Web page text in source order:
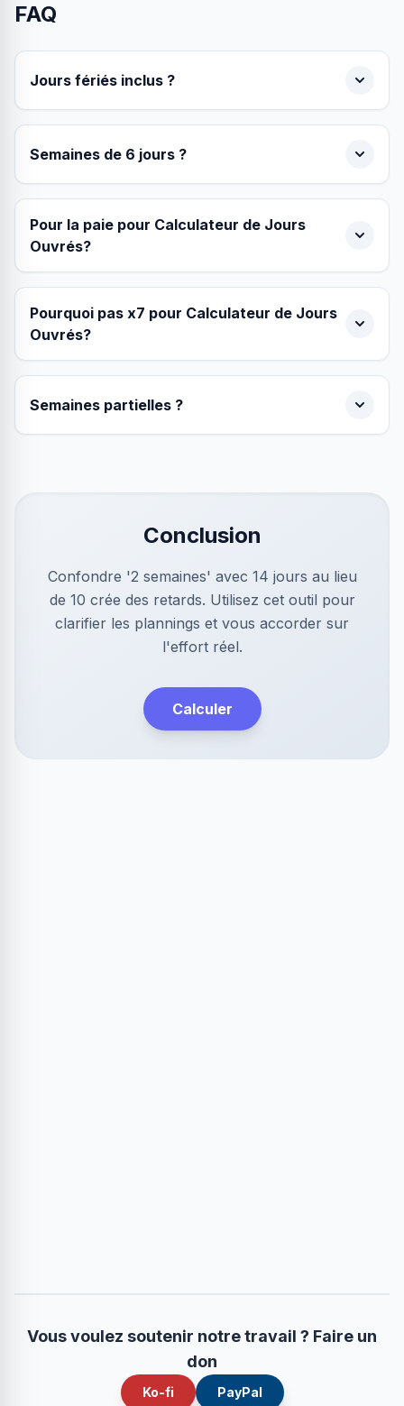
FAQ
Jours fériés inclus ?
Semaines de 6 jours ?
Pour la paie pour Calculateur de Jours
Ouvrés?
Pourquoi pas x7 pour Calculateur de Jours
Ouvrés?
Semaines partielles ?
Conclusion
Confondre '2 semaines' avec 14 jours au lieu
de 10 crée des retards. Utilisez cet outil pour
clarifier les plannings et vous accorder sur
l'effort réel.
Calculer
Vous voulez soutenir notre travail ? Faire un
don
Ko-fi PayPal